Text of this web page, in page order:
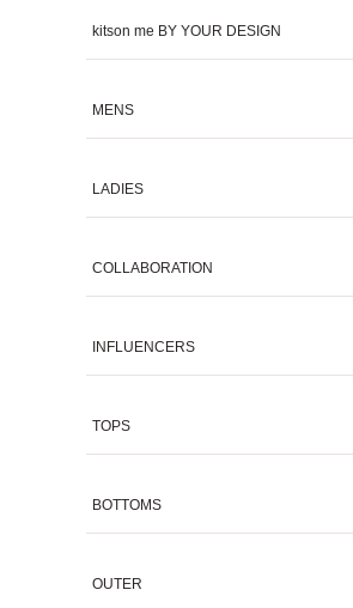
kitson me BY YOUR DESIGN
MENS
LADIES
COLLABORATION
INFLUENCERS
TOPS
BOTTOMS
OUTER